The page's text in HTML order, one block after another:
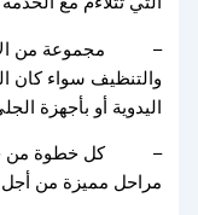
– مجموعة من
والتنظيف سواء كان
اليدوية أو بأجهزة
– كل خطوة من
مراحل مميزة من أجل